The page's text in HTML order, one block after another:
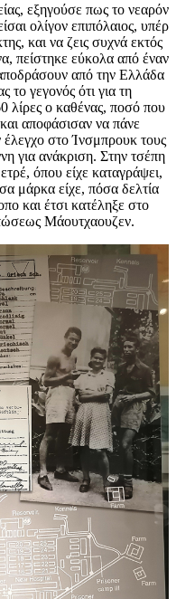
εξηγούσε πως το νεαρόν
ολίγον επιπόλαιος, υπέρ
και να ζεις συχνά εκτός
πείστηκε εύκολα από έναν
από την Ελλάδα
γεγονός ότι για τη
λίρες ο καθένας, ποσό που
αποφάσισαν να πάνε
στο Ίνσμπρουκ τους
για ανάκριση. Στην τσέπη
όπου είχε καταγράψει,
μάρκα είχε, πόσα δελτία
και έτσι κατέληξε στο
Μάουτχαουζεν.